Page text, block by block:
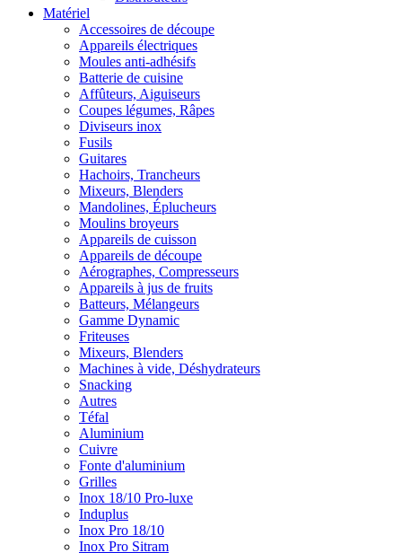
Matériel
Accessoires de découpe
Appareils électriques
Moules anti-adhésifs
Batterie de cuisine
Affûteurs, Aiguiseurs
Coupes légumes, Râpes
Diviseurs inox
Fusils
Guitares
Hachoirs, Trancheurs
Mixeurs, Blenders
Mandolines, Éplucheurs
Moulins broyeurs
Appareils de cuisson
Appareils de découpe
Aérographes, Compresseurs
Appareils à jus de fruits
Batteurs, Mélangeurs
Gamme Dynamic
Friteuses
Mixeurs, Blenders
Machines à vide, Déshydrateurs
Snacking
Autres
Téfal
Aluminium
Cuivre
Fonte d'aluminium
Grilles
Inox 18/10 Pro-luxe
Induplus
Inox Pro 18/10
Inox Pro Sitram